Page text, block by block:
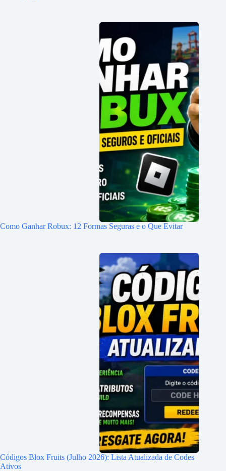
Como Ganhar Robux: 12 Formas Seguras e o Que Evitar
Códigos Blox Fruits (Julho 2026): Lista Atualizada de Codes
Ativos